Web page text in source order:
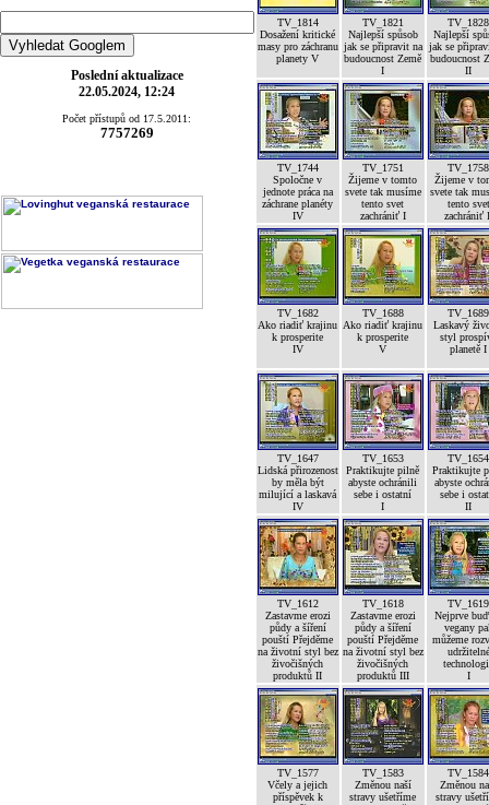
Poslední aktualizace
22.05.2024, 12:24
Počet přístupů od 17.5.2011:
7757269
TV_1814
Dosažení kritické
masy pro záchranu
planety V
TV_1821
Najlepší spůsob
jak se připravit na
budoucnost Země
I
TV_1828
Najlepší
jak se
budoucnost
II
TV_1744
Spoločne v
jednote práca na
záchrane planéty
IV
TV_1751
Žijeme v tomto
svete tak musíme
tento svet
zachrániť I
TV_1758
Žijeme v
svete tak
tento svet
zachrániť
TV_1682
Ako riadiť krajinu
k prosperite
IV
TV_1688
Ako riadiť krajinu
k prosperite
V
TV_1689
Laskavý
styl
planetě I
TV_1647
Lidská přirozenost
by měla být
milující a laskavá
IV
TV_1653
Praktikujte pilně
abyste ochránili
sebe i ostatní
I
TV_1654
Praktikujte
abyste
sebe i
II
TV_1612
Zastavme erozi
půdy a šíření
pouští Přejděme
na životní styl bez
živočišných
produktů II
TV_1618
Zastavme erozi
půdy a šíření
pouští Přejděme
na životní styl bez
živočišných
produktů III
TV_1619
Nejprve
vegany
můžeme
udržitelné
I
TV_1577
Včely a jejich
příspěvek k
TV_1583
Změnou naší
stravy ušetříme
TV_1584
Změnou
stravy